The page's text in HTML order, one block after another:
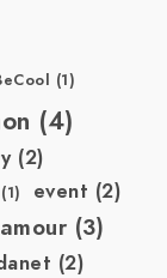
(1)
(4)
(2)
(1) event (2)
(3)
(2)